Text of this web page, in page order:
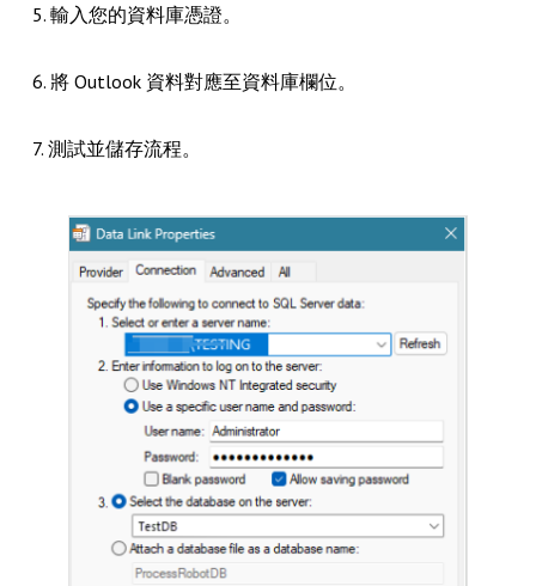
5. 輸入您的資料庫憑證。
6. 將 Outlook 資料對應至資料庫欄位。
7. 測試並儲存流程。